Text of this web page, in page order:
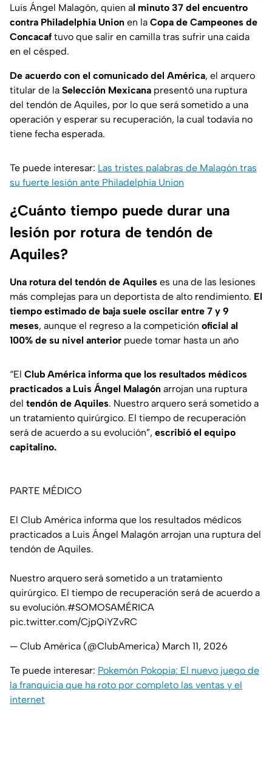
Luis Ángel Malagón, quien al minuto 37 del encuentro
contra Philadelphia Union en la Copa de Campeones de
Concacaf tuvo que salir en camilla tras sufrir una caída
en el césped.
De acuerdo con el comunicado del América, el arquero
titular de la Selección Mexicana presentó una ruptura
del tendón de Aquiles, por lo que será sometido a una
operación y esperar su recuperación, la cual todavía no
tiene fecha esperada.
Te puede interesar: Las tristes palabras de Malagón tras
su fuerte lesión ante Philadelphia Union
¿Cuánto tiempo puede durar una
lesión por rotura de tendón de
Aquiles?
Una rotura del tendón de Aquiles es una de las lesiones
más complejas para un deportista de alto rendimiento. El
tiempo estimado de baja suele oscilar entre 7 y 9
meses, aunque el regreso a la competición oficial al
100% de su nivel anterior puede tomar hasta un año
“El Club América informa que los resultados médicos
practicados a Luis Ángel Malagón arrojan una ruptura
del tendón de Aquiles. Nuestro arquero será sometido a
un tratamiento quirúrgico. El tiempo de recuperación
será de acuerdo a su evolución”, escribió el equipo
capitalino.
PARTE MÉDICO
El Club América informa que los resultados médicos
practicados a Luis Ángel Malagón arrojan una ruptura del
tendón de Aquiles.
Nuestro arquero será sometido a un tratamiento
quirúrgico. El tiempo de recuperación será de acuerdo a
su evolución.#SOMOSAMÉRICA
pic.twitter.com/CjpQiYZvRC
— Club América (@ClubAmerica) March 11, 2026
Te puede interesar: Pokemón Pokopia: El nuevo juego de
la franquicia que ha roto por completo las ventas y el
internet